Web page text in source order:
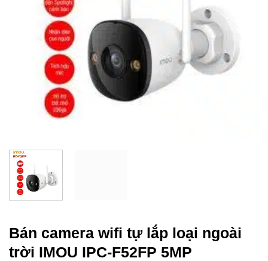
Bán camera wifi tự lắp loại ngoài
trời IMOU IPC-F52FP 5MP